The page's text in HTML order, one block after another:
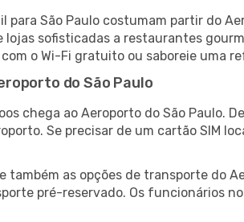
para São Paulo costumam partir do
lojas sofisticadas a restaurantes
o Wi-Fi gratuito ou saboreie uma
do São Paulo
chega ao Aeroporto do São Paulo.
Se precisar de um cartão SIM
também as opções de transporte do
pré-reservado. Os funcionários